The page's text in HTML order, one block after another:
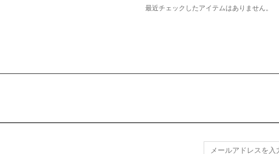
最近チェックしたアイテムはありません。